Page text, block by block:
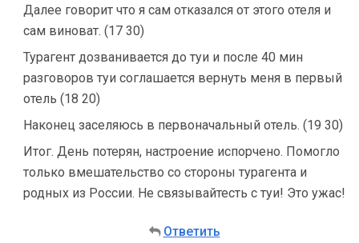
Далее говорит что я сам отказался от этого отеля и
сам виноват. (17 30)
Турагент дозванивается до туи и после 40 мин
разговоров туи соглашается вернуть меня в первый
отель (18 20)
Наконец заселяюсь в первоначальный отель. (19 30)
Итог. День потерян, настроение испорчено. Помогло
только вмешательство со стороны турагента и
родных из России. Не связывайтесть с туи! Это ужас!
Ответить